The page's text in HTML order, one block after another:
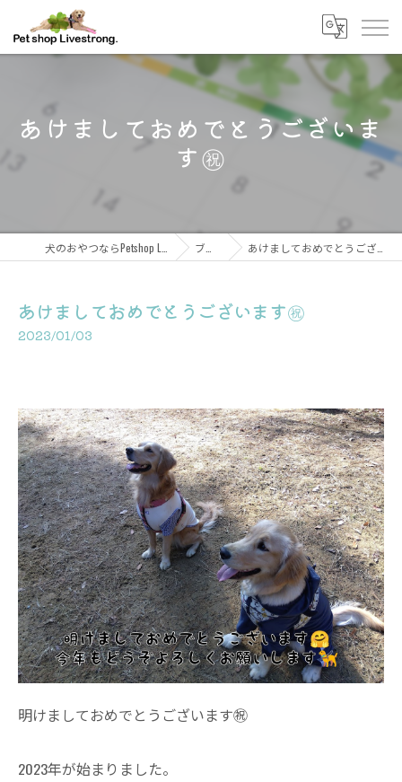
あけましておめでとうございま
す㊗
ブログ あけましておめでとうございます㊗
あけましておめでとうございます㊗
2023/01/03
明けましておめでとうございます㊗️
2023年が始まりました。